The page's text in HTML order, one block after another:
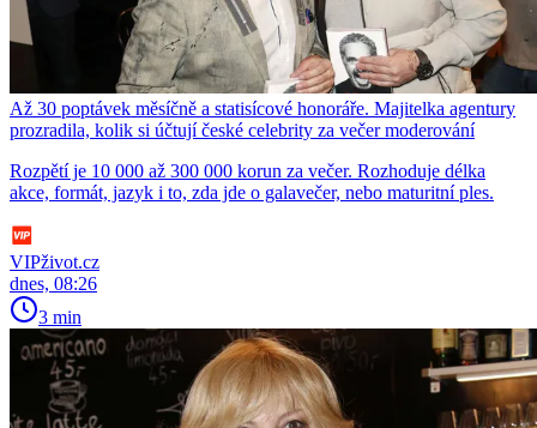
Až 30 poptávek měsíčně a statisícové honoráře. Majitelka agentury
prozradila, kolik si účtují české celebrity za večer moderování
Rozpětí je 10 000 až 300 000 korun za večer. Rozhoduje délka
akce, formát, jazyk i to, zda jde o galavečer, nebo maturitní ples.
VIPživot.cz
dnes, 08:26
3 min